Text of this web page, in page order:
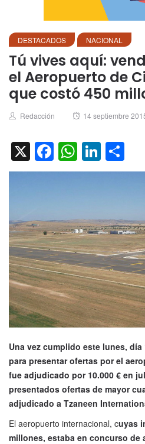
DESTACADOS NACIONAL
Tú vives aquí:
el Aeropuerto de
que costó 450
Author
Redacción
Posted
14 septiembre
X Facebook
Una vez cumplido este lunes,
para presentar ofertas por el
fue adjudicado por 10.000 € en
presentados ofertas de mayor
adjudicado a Tzaneen
El aeropuerto internacional, cuyas
millones, estaba en concurso de